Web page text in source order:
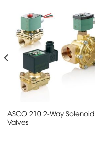
ASCO 210 2-Way Solenoid
Valves